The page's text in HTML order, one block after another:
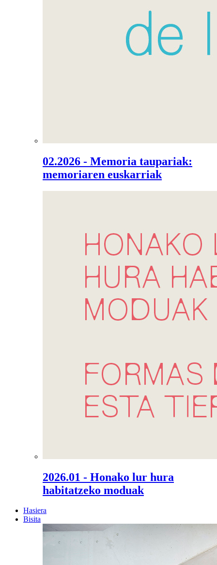
02.2026 - Memoria taupariak:
memoriaren euskarriak
2026.01 - Honako lur hura
habitatzeko moduak
Hasiera
Bisita